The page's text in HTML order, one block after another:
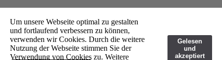
Um unsere Webseite optimal zu gestalten
und fortlaufend verbessern zu können,
verwenden wir Cookies. Durch die weitere
Nutzung der Webseite stimmen Sie der
Verwendung von Cookies zu. Weitere
Gelesen
und
akzeptiert